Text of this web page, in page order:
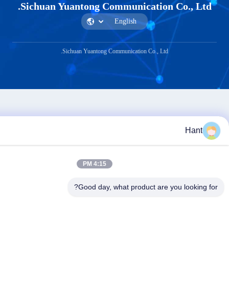
Sichuan Yuantong Communication
Sichuan Yuantong Communication Co., Ltd.
Good day, what product are you